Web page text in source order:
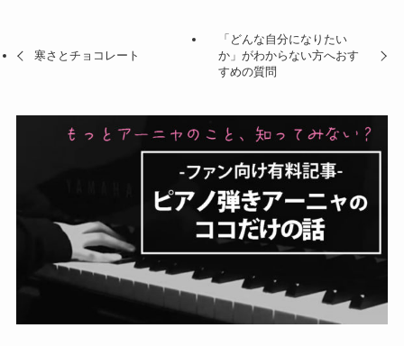
寒さとチョコレート
「どんな自分になりたい
か」がわからない方へおす
すめの質問